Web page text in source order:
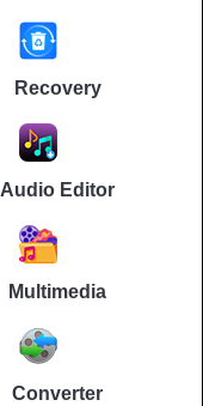
Recovery
Audio Editor
Multimedia
Converter